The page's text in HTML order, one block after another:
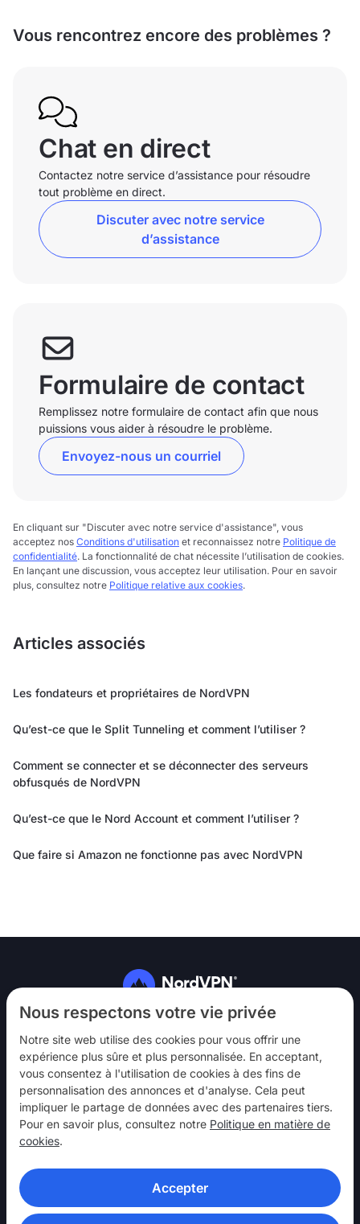
Nous respectons votre vie privée
Notre site web utilise des cookies pour vous offrir une
expérience plus sûre et plus personnalisée. En acceptant,
vous consentez à l'utilisation de cookies à des fins de
personnalisation des annonces et d'analyse. Cela peut
impliquer le partage de données avec des partenaires tiers.
Pour en savoir plus, consultez notre Politique en matière de
cookies.
Accepter
Vous rencontrez encore des problèmes ?
Chat en direct
Contactez notre service d’assistance pour résoudre
tout problème en direct.
Discuter avec notre service
d’assistance
Formulaire de contact
Remplissez notre formulaire de contact afin que nous
puissions vous aider à résoudre le problème.
Envoyez-nous un courriel
En cliquant sur "Discuter avec notre service d'assistance", vous
acceptez nos Conditions d'utilisation et reconnaissez notre Politique de
confidentialité. La fonctionnalité de chat nécessite l’utilisation de cookies.
En lançant une discussion, vous acceptez leur utilisation. Pour en savoir
plus, consultez notre Politique relative aux cookies.
Articles associés
Les fondateurs et propriétaires de NordVPN
Qu’est-ce que le Split Tunneling et comment l’utiliser ?
Comment se connecter et se déconnecter des serveurs
obfusqués de NordVPN
Qu’est-ce que le Nord Account et comment l’utiliser ?
Que faire si Amazon ne fonctionne pas avec NordVPN
Suivez-nous
NordVPN
Interagir
Aide
En savoir plus
APPLICATIONS VPN